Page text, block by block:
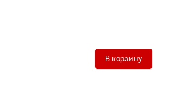
В корзину